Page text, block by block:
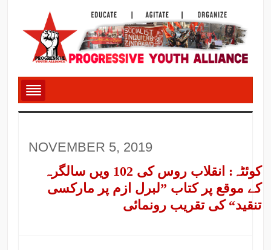
NOVEMBER 5, 2019
کوئٹہ: انقلاب روس کی 102 ویں سالگرہ
کے موقع پر کتاب ”لبرل ازم پر مارکسی
تنقید“ کی تقریب رونمائی